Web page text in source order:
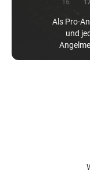
Als Pro-
und